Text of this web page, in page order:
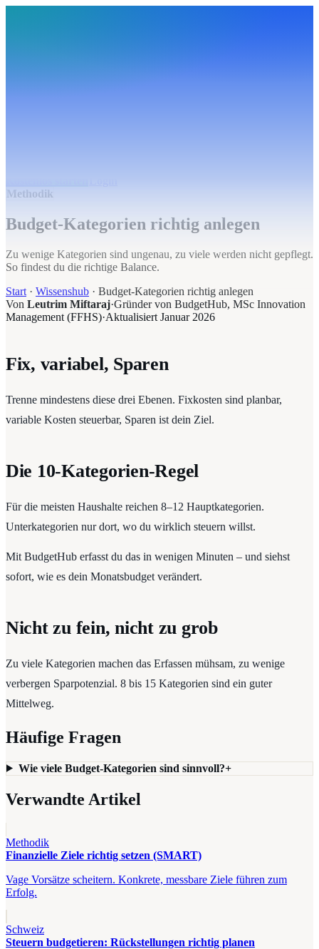
Methodik
Budget-Kategorien richtig anlegen
Zu wenige Kategorien sind ungenau, zu viele werden nicht gepflegt.
So findest du die richtige Balance.
Start · Wissenshub · Budget-Kategorien richtig anlegen
Von Leutrim Miftaraj·Gründer von BudgetHub, MSc Innovation
Management (FFHS)·Aktualisiert Januar 2026
Fix, variabel, Sparen
Trenne mindestens diese drei Ebenen. Fixkosten sind planbar,
variable Kosten steuerbar, Sparen ist dein Ziel.
Die 10-Kategorien-Regel
Für die meisten Haushalte reichen 8–12 Hauptkategorien.
Unterkategorien nur dort, wo du wirklich steuern willst.
Mit BudgetHub erfasst du das in wenigen Minuten – und siehst
sofort, wie es dein Monatsbudget verändert.
Nicht zu fein, nicht zu grob
Zu viele Kategorien machen das Erfassen mühsam, zu wenige
verbergen Sparpotenzial. 8 bis 15 Kategorien sind ein guter
Mittelweg.
Häufige Fragen
Wie viele Budget-Kategorien sind sinnvoll?+
Verwandte Artikel
Methodik
Finanzielle Ziele richtig setzen (SMART)
Vage Vorsätze scheitern. Konkrete, messbare Ziele führen zum
Erfolg.
Schweiz
Steuern budgetieren: Rückstellungen richtig planen